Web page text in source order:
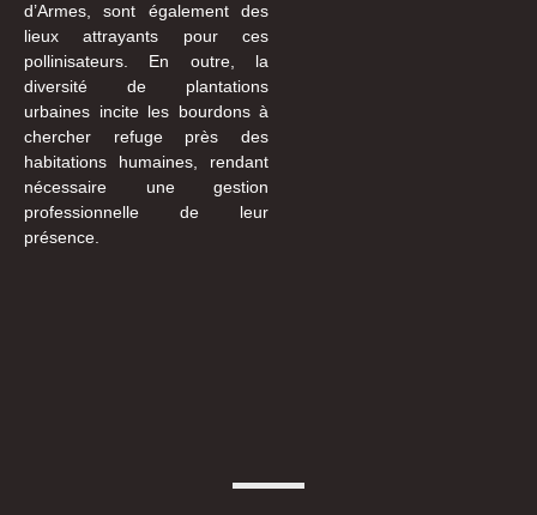
d’Armes, sont également des
lieux attrayants pour ces
pollinisateurs. En outre, la
diversité de plantations
urbaines incite les bourdons à
chercher refuge près des
habitations humaines, rendant
nécessaire une gestion
professionnelle de leur
présence.